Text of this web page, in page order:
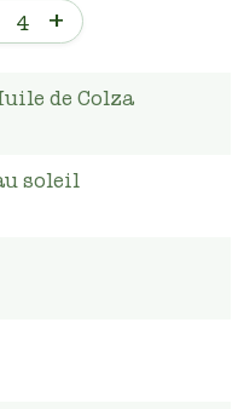
4 +
de Colza
soleil